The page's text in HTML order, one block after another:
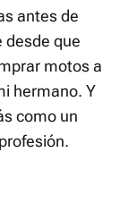
antes de
desde que
motos a
hermano. Y
como un